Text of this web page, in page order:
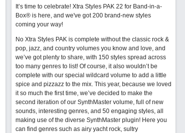
It’s time to celebrate! Xtra Styles PAK 22 for Band-in-a-
Box® is here, and we've got 200 brand-new styles
coming your way!
No Xtra Styles PAK is complete without the classic rock &
pop, jazz, and country volumes you know and love, and
we’ve got plenty to share, with 150 styles spread across
too many genres to list! Of course, it also wouldn’t be
complete with our special wildcard volume to add a little
spice and pizzazz to the mix. This year, because we loved
it so much the first time, we’ve decided to make the
second iteration of our SynthMaster volume, full of new
sounds, interesting genres, and 50 engaging styles, all
making use of the diverse SynthMaster plugin! Here you
can find genres such as airy yacht rock, sultry